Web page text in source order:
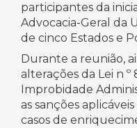
participantes da
Advocacia-Geral da
de cinco Estados e
Durante a reunião,
alterações da Lei n º
Improbidade
as sanções
casos de